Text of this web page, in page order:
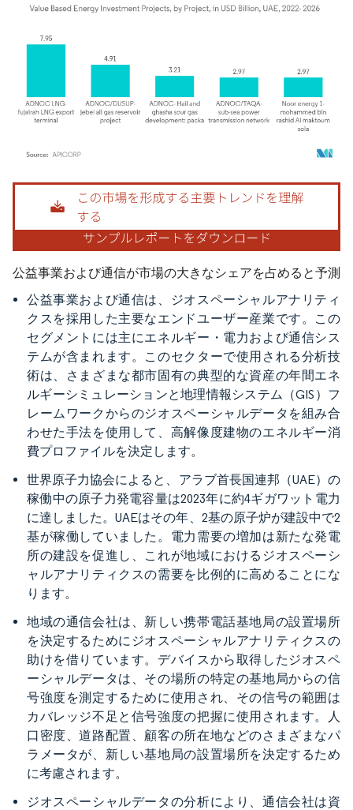
画像 © Mordor Intelligence。再利用にはCC BY 4.0の表示が必要です。
公益事業および通信が市場の大きなシェアを占めると予測
公益事業および通信は、ジオスペーシャルアナリティ
クスを採用した主要なエンドユーザー産業です。この
セグメントには主にエネルギー・電力および通信シス
テムが含まれます。このセクターで使用される分析技
術は、さまざまな都市固有の典型的な資産の年間エネ
ルギーシミュレーションと地理情報システム（GIS）フ
レームワークからのジオスペーシャルデータを組み合
わせた手法を使用して、高解像度建物のエネルギー消
費プロファイルを決定します。
世界原子力協会によると、アラブ首長国連邦（UAE）の
稼働中の原子力発電容量は2023年に約4ギガワット電力
に達しました。UAEはその年、2基の原子炉が建設中で2
基が稼働していました。電力需要の増加は新たな発電
所の建設を促進し、これが地域におけるジオスペーシ
ャルアナリティクスの需要を比例的に高めることにな
ります。
地域の通信会社は、新しい携帯電話基地局の設置場所
を決定するためにジオスペーシャルアナリティクスの
助けを借りています。デバイスから取得したジオスペ
ーシャルデータは、その場所の特定の基地局からの信
号強度を測定するために使用され、その信号の範囲は
カバレッジ不足と信号強度の把握に使用されます。人
口密度、道路配置、顧客の所在地などのさまざまなパ
ラメータが、新しい基地局の設置場所を決定するため
に考慮されます。
ジオスペーシャルデータの分析により、通信会社は資